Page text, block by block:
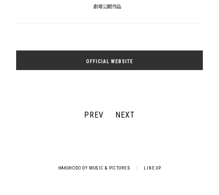
劇場公開作品
OFFICIAL WEBSITE
PREV NEXT
HAKUHODO DY MUSIC & PICTURES LINE UP